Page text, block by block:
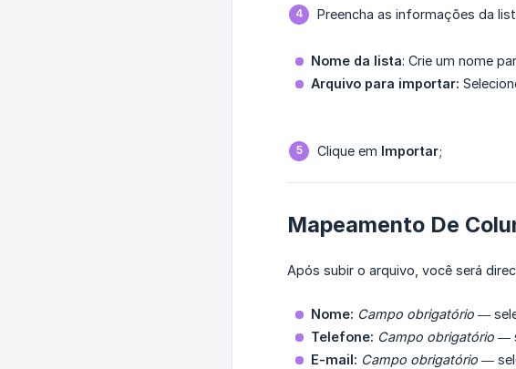
Preencha as informações da
Nome da lista: Crie um nome
Arquivo para importar:
Clique em Importar;
Mapeamento De
Após subir o arquivo, você será
Nome: Campo obrigatório —
Telefone: Campo obrigatório —
E-mail: Campo obrigatório —